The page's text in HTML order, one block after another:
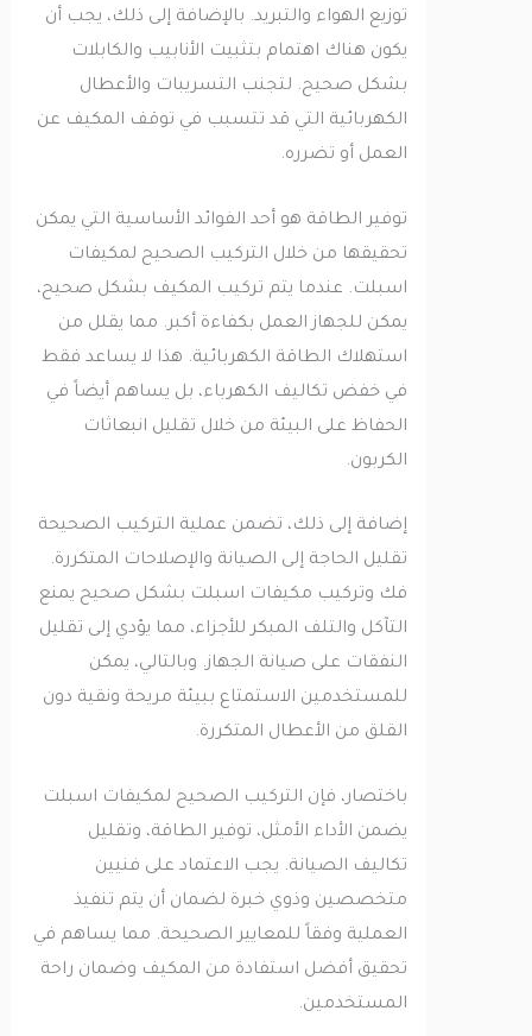
توزيع الهواء والتبريد. بالإضافة إلى ذلك، يجب أن
يكون هناك اهتمام بتثبيت الأنابيب والكابلات
بشكل صحيح. لتجنب التسريبات والأعطال
الكهربائية التي قد تتسبب في توقف المكيف عن
العمل أو تضرره.
توفير الطاقة هو أحد الفوائد الأساسية التي يمكن
تحقيقها من خلال التركيب الصحيح لمكيفات
اسبلت. عندما يتم تركيب المكيف بشكل صحيح،
يمكن للجهاز العمل بكفاءة أكبر. مما يقلل من
استهلاك الطاقة الكهربائية. هذا لا يساعد فقط
في خفض تكاليف الكهرباء، بل يساهم أيضاً في
الحفاظ على البيئة من خلال تقليل انبعاثات
الكربون.
إضافة إلى ذلك، تضمن عملية التركيب الصحيحة
تقليل الحاجة إلى الصيانة والإصلاحات المتكررة.
فك وتركيب مكيفات اسبلت بشكل صحيح يمنع
التآكل والتلف المبكر للأجزاء، مما يؤدي إلى تقليل
النفقات على صيانة الجهاز. وبالتالي، يمكن
للمستخدمين الاستمتاع ببيئة مريحة ونقية دون
القلق من الأعطال المتكررة.
باختصار، فإن التركيب الصحيح لمكيفات اسبلت
يضمن الأداء الأمثل، توفير الطاقة، وتقليل
تكاليف الصيانة. يجب الاعتماد على فنيين
متخصصين وذوي خبرة لضمان أن يتم تنفيذ
العملية وفقاً للمعايير الصحيحة. مما يساهم في
تحقيق أفضل استفادة من المكيف وضمان راحة
المستخدمين.